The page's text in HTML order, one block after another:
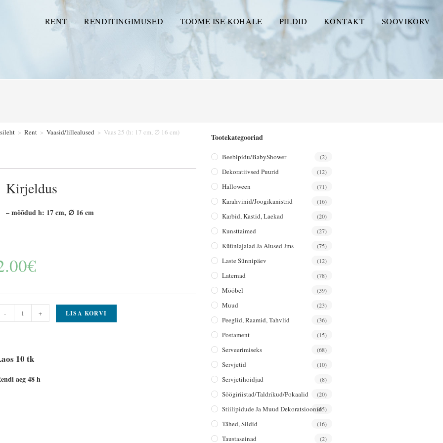
RENT RENDITINGIMUSED TOOME ISE KOHALE PILDID KONTAKT SOOVIKORV
> Rent > Vaasid/lillealused > Vaas 25 (h: 17 cm, ∅ 16 cm)
Kirjeldus
– mõõdud h: 17 cm, ∅ 16 cm
€
- + LISA KORVI
10 tk
aeg 48 h
Tootekategooriad
Beebipidu/BabyShower (2)
Dekoratiivsed Puurid (12)
Halloween (71)
Karahvinid/joogikanistrid (16)
Karbid, Kastid, Laekad (20)
Kunsttaimed (27)
Küünlajalad Ja Alused Jms (75)
Laste Sünnipäev (12)
Laternad (78)
Mööbel (39)
Muud (23)
Peeglid, Raamid, Tahvlid (36)
Postament (15)
Serveerimiseks (68)
Servjetid (10)
Servjetihoidjad (8)
Söögiriistad/taldrikud/pokaalid (20)
Stiilipidude Ja Muud Dekoratsioonid(65)
Tähed, Sildid (16)
Taustaseinad (2)